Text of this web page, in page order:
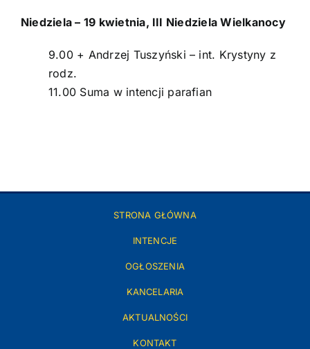
Niedziela – 19 kwietnia, III Niedziela Wielkanocy
9.00 + Andrzej Tuszyński – int. Krystyny z
rodz.
11.00 Suma w intencji parafian
STRONA GŁÓWNA
INTENCJE
OGŁOSZENIA
KANCELARIA
AKTUALNOŚCI
KONTAKT